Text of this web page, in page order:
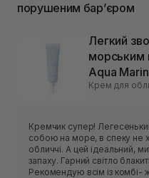
порушеним барʼєром
Легкий
морським
Aqua
Крем для
Кремчик супер!
собою на море, в спеку не
обличчі. А цей ідеальний,
запаху. Гарний світло
Рекомендую всім із